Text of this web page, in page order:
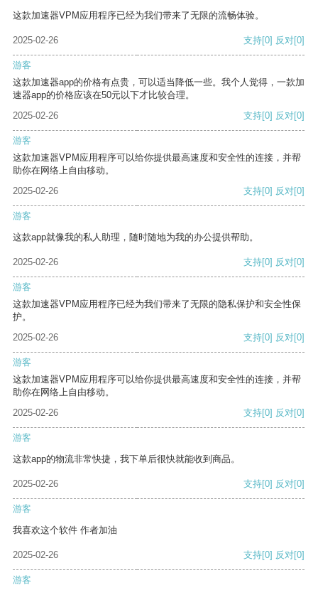
这款加速器VPM应用程序已经为我们带来了无限的流畅体验。
2025-02-26 支持[0] 反对[0]
游客
这款加速器app的价格有点贵，可以适当降低一些。我个人觉得，一款加
速器app的价格应该在50元以下才比较合理。
2025-02-26
支持[0] 反对[0]
游客
这款加速器VPM应用程序可以给你提供最高速度和安全性的连接，并帮
助你在网络上自由移动。
2025-02-26
支持[0] 反对[0]
游客
这款app就像我的私人助理，随时随地为我的办公提供帮助。
2025-02-26 支持[0] 反对[0]
游客
这款加速器VPM应用程序已经为我们带来了无限的隐私保护和安全性保
护。
2025-02-26
支持[0] 反对[0]
游客
这款加速器VPM应用程序可以给你提供最高速度和安全性的连接，并帮
助你在网络上自由移动。
2025-02-26
支持[0] 反对[0]
游客
这款app的物流非常快捷，我下单后很快就能收到商品。
2025-02-26 支持[0] 反对[0]
游客
我喜欢这个软件 作者加油
2025-02-26 支持[0] 反对[0]
游客